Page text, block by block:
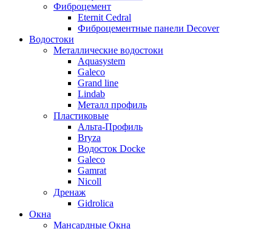
Фиброцемент
Eternit Cedral
Фиброцементные панели Decover
Водостоки
Металлические водостоки
Aquasystem
Galeco
Grand line
Lindab
Металл профиль
Пластиковые
Альта-Профиль
Bryza
Водосток Docke
Galeco
Gamrat
Nicoll
Дренаж
Gidrolica
Окна
Мансардные Окна